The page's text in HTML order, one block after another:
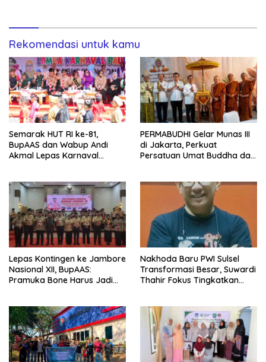
Rekomendasi untuk kamu
Semarak HUT RI ke-81,
BupAAS dan Wabup Andi
Akmal Lepas Karnaval
PERMABUDHI Gelar Munas III
di Jakarta, Perkuat
Persatuan Umat Buddha dan
Lepas Kontingen ke Jambore
Nasional XII, BupAAS:
Pramuka Bone Harus Jadi
Nakhoda Baru PWI Sulsel
Transformasi Besar, Suwardi
Thahir Fokus Tingkatkan